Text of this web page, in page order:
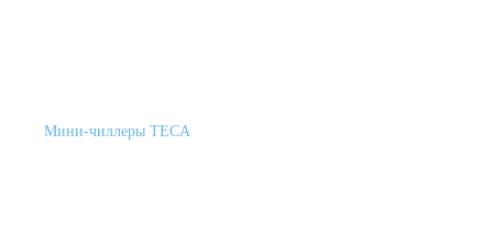
Мини-чиллеры TECA